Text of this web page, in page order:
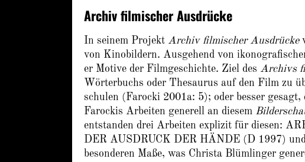
Archiv filmischer Ausdrücke
In seinem Projekt Archiv filmischer Ausdrücke
von Kinobildern. Ausgehend von
er Motive der Filmgeschichte. Ziel des Archivs
Wörterbuchs oder Thesaurus auf den Film zu
schulen (Farocki 2001a: 5); oder besser
Farockis Arbeiten generell an diesem
entstanden drei Arbeiten explizit für diesen:
DER AUSDRUCK DER HÄNDE (D 1997)
besonderen Maße, was Christa Blümlinger